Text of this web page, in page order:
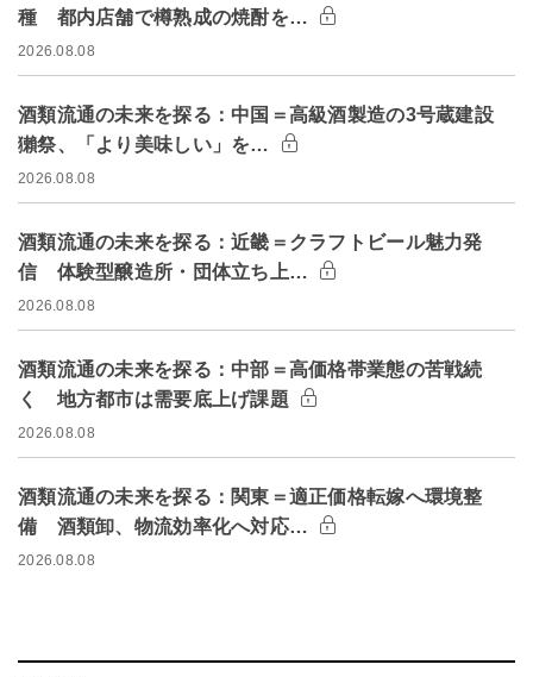
種 都内店舗で樽熟成の焼酎を…
2026.08.08
酒類流通の未来を探る：中国＝高級酒製造の3号蔵建設
獺祭、「より美味しい」を…
2026.08.08
酒類流通の未来を探る：近畿＝クラフトビール魅力発
信 体験型醸造所・団体立ち上…
2026.08.08
酒類流通の未来を探る：中部＝高価格帯業態の苦戦続
く 地方都市は需要底上げ課題
2026.08.08
酒類流通の未来を探る：関東＝適正価格転嫁へ環境整
備 酒類卸、物流効率化へ対応…
2026.08.08